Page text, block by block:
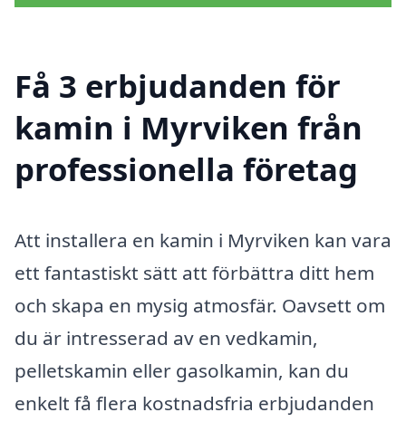
Få 3 erbjudanden för
kamin i Myrviken från
professionella företag
Att installera en kamin i Myrviken kan vara
ett fantastiskt sätt att förbättra ditt hem
och skapa en mysig atmosfär. Oavsett om
du är intresserad av en vedkamin,
pelletskamin eller gasolkamin, kan du
enkelt få flera kostnadsfria erbjudanden